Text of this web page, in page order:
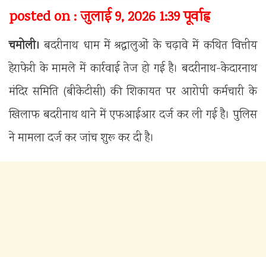
posted on : जुलाई 9, 2026 1:39 पूर्वाह्न
चमोली।बदरीनाथ धाम में श्रद्धालुओं के चढ़ावे में कथित वित्तीय
हेराफेरी के मामले में कार्रवाई तेज हो गई है। बदरीनाथ-केदारनाथ
मंदिर समिति (बीकेटीसी) की शिकायत पर आरोपी कर्मचारी के
खिलाफ बदरीनाथ थाने में एफआईआर दर्ज कर ली गई है। पुलिस
ने मामला दर्ज कर जांच शुरू कर दी है।